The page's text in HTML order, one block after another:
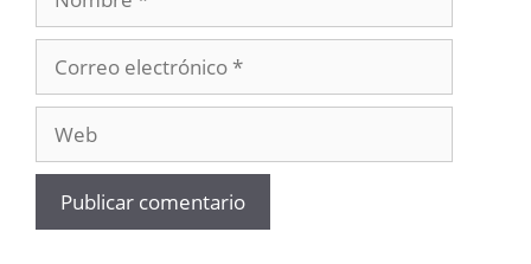
electrónico